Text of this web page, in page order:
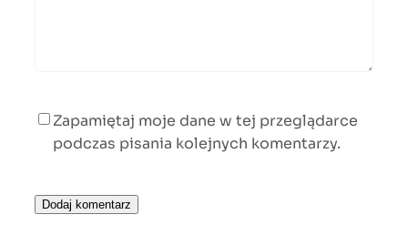
Zapamiętaj moje dane w tej przeglądarce
podczas pisania kolejnych komentarzy.